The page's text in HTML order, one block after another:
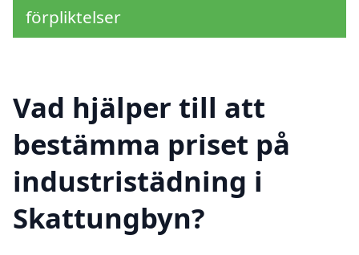
förpliktelser
Vad hjälper till att
bestämma priset på
industristädning i
Skattungbyn?